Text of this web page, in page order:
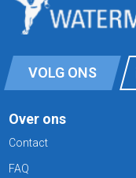
VOLG ONS
Over ons
Contact
FAQ